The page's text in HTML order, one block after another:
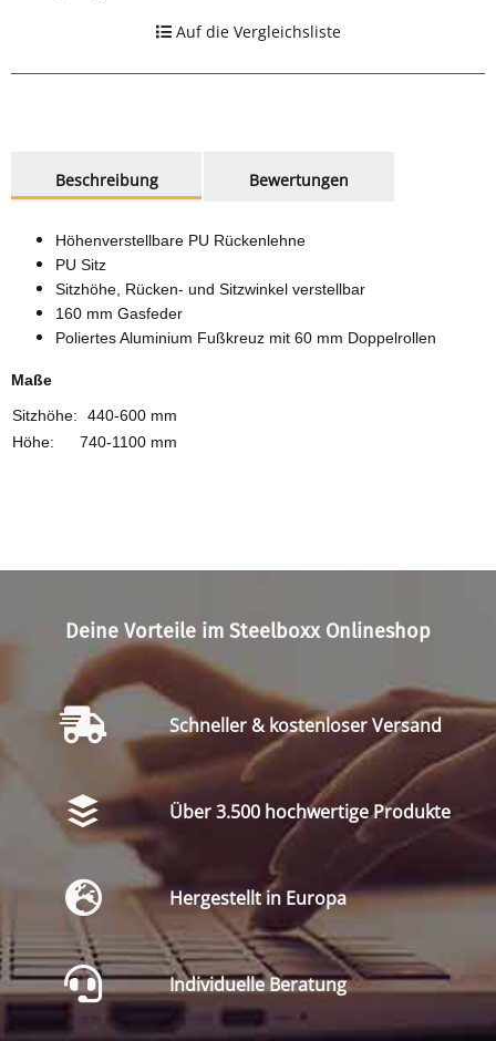
Auf die Vergleichsliste
Beschreibung
Bewertungen
Höhenverstellbare PU Rückenlehne
PU Sitz
Sitzhöhe, Rücken- und Sitzwinkel verstellbar
160 mm Gasfeder
Poliertes Aluminium Fußkreuz mit 60 mm Doppelrollen
Maße
Sitzhöhe:
440-600 mm
Höhe:
740-1100 mm
Deine Vorteile im Steelboxx Onlineshop
Schneller & kostenloser Versand
Über 3.500 hochwertige Produkte
Hergestellt in Europa
Individuelle Beratung